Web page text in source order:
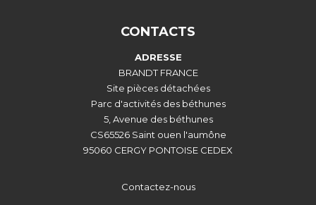
CONTACTS
ADRESSE
BRANDT FRANCE
Site pièces détachées
Parc d'activités des béthunes
5, Avenue des béthunes
CS65526 Saint ouen l'aumône
95060 CERGY PONTOISE CEDEX
Contactez-nous